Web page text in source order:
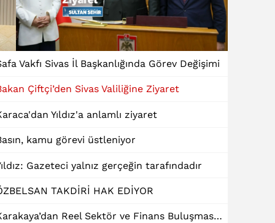
Vakfı Sivas İl Başkanlığında Görev Değişimi
Çiftçi’den Sivas Valiliğine Ziyaret
Yıldız'a anlamlı ziyaret
kamu görevi üstleniyor
Gazeteci yalnız gerçeğin tarafındadır
TAKDİRİ HAK EDİYOR
Karakaya’dan Reel Sektör ve Finans Buluşmasında "Dinamik Kredi" Talebi